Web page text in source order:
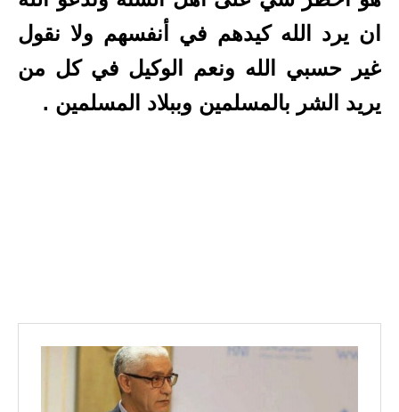
ان يرد الله كيدهم في أنفسهم ولا نقول
غير حسبي الله ونعم الوكيل في كل من
يريد الشر بالمسلمين وببلاد المسلمين .